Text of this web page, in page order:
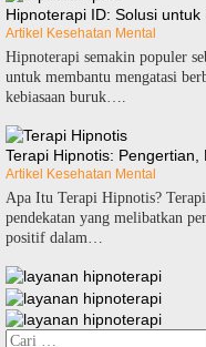
Hipnoterapi ID: Solusi
Artikel Kesehatan Mental
Hipnoterapi semakin populer
untuk membantu mengatasi
kebiasaan buruk….
Terapi Hipnotis:
Artikel Kesehatan Mental
Apa Itu Terapi Hipnotis?
pendekatan yang melibatkan
positif dalam…
Cari